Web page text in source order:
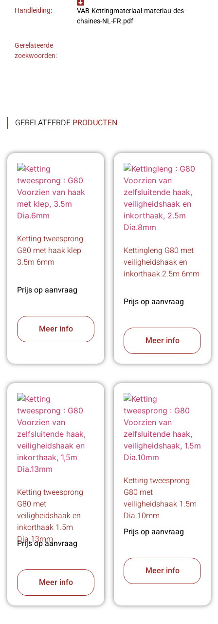
Handleiding:
VAB-Kettingmateriaal-materiau-des-
chaines-NL-FR.pdf
Gerelateerde
zoekwoorden:
GERELATEERDE PRODUCTEN
Ketting tweesprong
G80 met haak klep
3.5m 6mm
Prijs op aanvraag
Meer info
Kettingleng G80 met
veiligheidshaak en
inkorthaak 2.5m 6mm
Prijs op aanvraag
Meer info
Ketting tweesprong
G80 met
veiligheidshaak en
inkorthaak 1.5m
Dia.13mm
Prijs op aanvraag
Meer info
Ketting tweesprong
G80 met
veiligheidshaak 1.5m
Dia.10mm
Prijs op aanvraag
Meer info